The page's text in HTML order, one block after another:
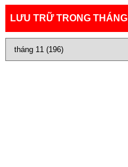
LƯU TRỮ TRONG THÁNG